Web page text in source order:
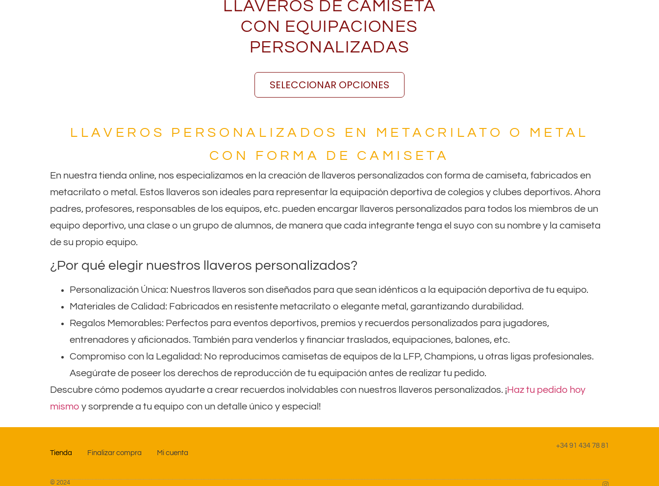
LLAVEROS DE CAMISETA
CON EQUIPACIONES
PERSONALIZADAS
SELECCIONAR OPCIONES
LLAVEROS PERSONALIZADOS EN METACRILATO O METAL
CON FORMA DE CAMISETA
En nuestra tienda online, nos especializamos en la creación de llaveros personalizados con forma de camiseta, fabricados en
metacrilato o metal. Estos llaveros son ideales para representar la equipación deportiva de colegios y clubes deportivos. Ahora
padres, profesores, responsables de los equipos, etc. pueden encargar llaveros personalizados para todos los miembros de un
equipo deportivo, una clase o un grupo de alumnos, de manera que cada integrante tenga el suyo con su nombre y la camiseta
de su propio equipo.
¿Por qué elegir nuestros llaveros personalizados?
Personalización Única: Nuestros llaveros son diseñados para que sean idénticos a la equipación deportiva de tu equipo.
Materiales de Calidad: Fabricados en resistente metacrilato o elegante metal, garantizando durabilidad.
Regalos Memorables: Perfectos para eventos deportivos, premios y recuerdos personalizados para jugadores,
entrenadores y aficionados. También para venderlos y financiar traslados, equipaciones, balones, etc.
Compromiso con la Legalidad: No reproducimos camisetas de equipos de la LFP, Champions, u otras ligas profesionales.
Asegúrate de poseer los derechos de reproducción de tu equipación antes de realizar tu pedido.
Descubre cómo podemos ayudarte a crear recuerdos inolvidables con nuestros llaveros personalizados. ¡ Haz tu pedido hoy
mismo y sorprende a tu equipo con un detalle único y especial!
Tienda Finalizar compra Mi cuenta
+34 91 434 78 81
© 2024